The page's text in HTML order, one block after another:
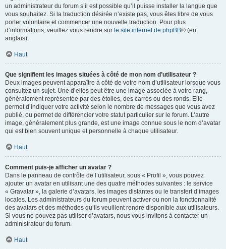
un administrateur du forum s’il est possible qu’il puisse installer la langue que
vous souhaitez. Si la traduction désirée n’existe pas, vous êtes libre de vous
porter volontaire et commencer une nouvelle traduction. Pour plus
d’informations, veuillez vous rendre sur le site internet de phpBB® (en
anglais).
Haut
Que signifient les images situées à côté de mon nom d’utilisateur ?
Deux images peuvent apparaître à côté de votre nom d’utilisateur lorsque vous
consultez un sujet. Une d’elles peut être une image associée à votre rang,
généralement représentée par des étoiles, des carrés ou des ronds. Elle
permet d’indiquer votre activité selon le nombre de messages que vous avez
publié, ou permet de différencier votre statut particulier sur le forum. L’autre
image, généralement plus grande, est une image connue sous le nom d’avatar
qui est bien souvent unique et personnelle à chaque utilisateur.
Haut
Comment puis-je afficher un avatar ?
Dans le panneau de contrôle de l’utilisateur, sous « Profil », vous pouvez
ajouter un avatar en utilisant une des quatre méthodes suivantes : le service
« Gravatar », la galerie d’avatars, les images distantes ou le transfert d’images
locales. Les administrateurs du forum peuvent activer ou non la fonctionnalité
des avatars et des méthodes qu’ils veuillent rendre disponible aux utilisateurs.
Si vous ne pouvez pas utiliser d’avatars, nous vous invitons à contacter un
administrateur du forum.
Haut